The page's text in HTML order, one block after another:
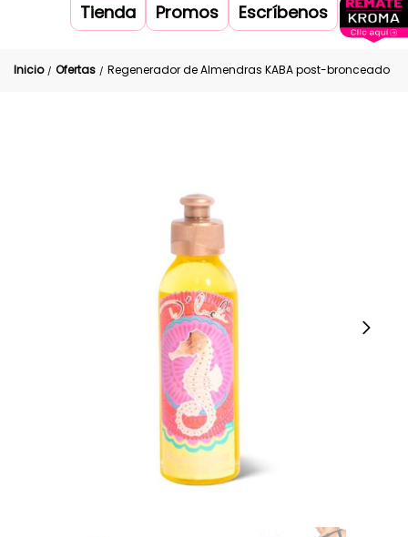
Tienda Promos Escríbenos
Inicio / Ofertas / Regenerador de Almendras KABA post-bronceado